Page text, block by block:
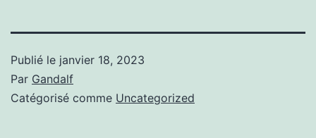
Publié le janvier 18, 2023
Par Gandalf
Catégorisé comme Uncategorized